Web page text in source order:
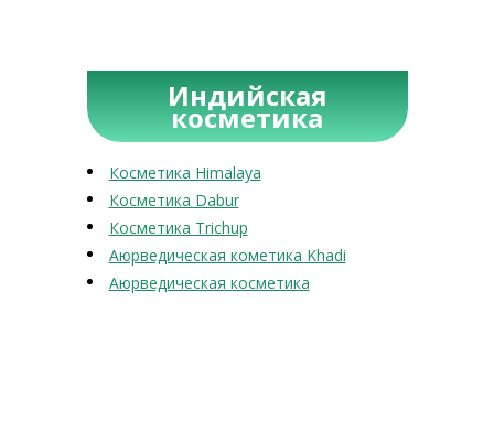
Индийская
косметика
Косметика Himalaya
Косметика Dabur
Косметика Trichup
Аюрведическая кометика Khadi
Аюрведическая косметика